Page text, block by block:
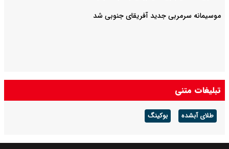
موسیمانه سرمربی جدید آفریقای جنوبی شد
تبلیغات متنی
طلای آبشده بوکینگ